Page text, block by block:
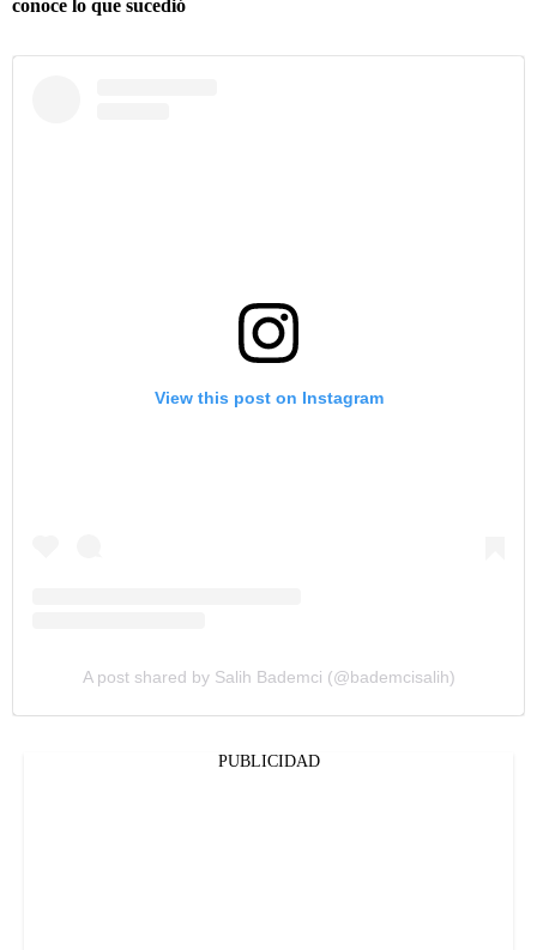
conoce lo que sucedió
View this post on Instagram
A post shared by Salih Bademci (@bademcisalih)
PUBLICIDAD